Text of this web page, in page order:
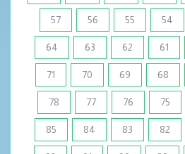
54
55
56
57
61
62
63
64
68
69
70
71
75
76
77
78
82
83
84
85